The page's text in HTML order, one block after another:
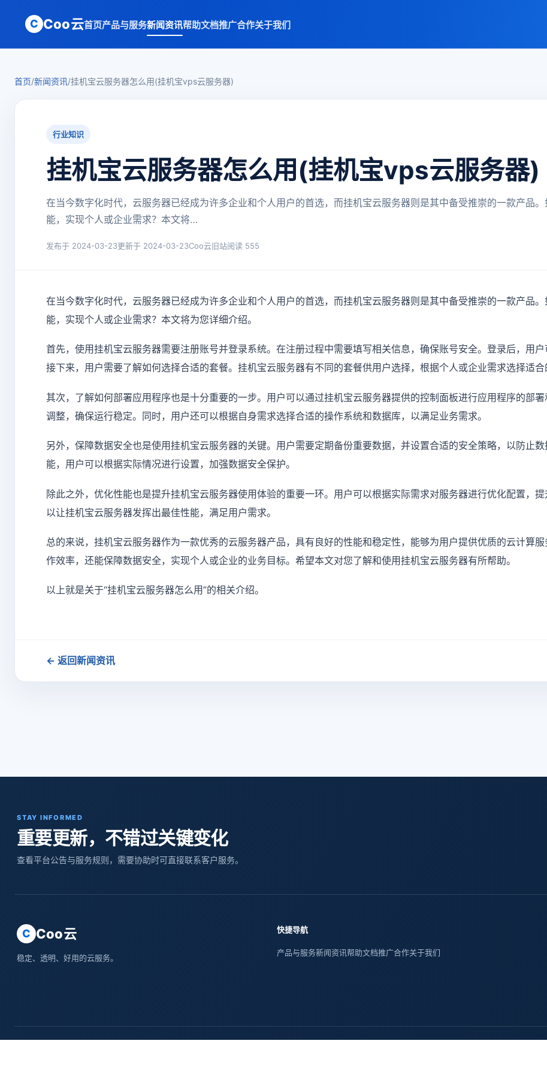
C Coo云首页产品与服务新闻资讯帮助文档推广合作关于我们
首页/新闻资讯/挂机宝云服务器怎么用(挂机宝vps云服务器)
行业知识
挂机宝云服务器怎么用(挂机宝vps云服务器)
在当今数字化时代，云服务器已经成为许多企业和个人用户的首选，而挂机宝云服务器则是其中备受推崇的一款产品
能，实现个人或企业需求？本文将…
发布于 2024-03-23更新于 2024-03-23Coo云旧站阅读 555
在当今数字化时代，云服务器已经成为许多企业和个人用户的首选，而挂机宝云服务器则是其中备受推崇的一款产品
能，实现个人或企业需求？本文将为您详细介绍。
首先，使用挂机宝云服务器需要注册账号并登录系统。在注册过程中需要填写相关信息，确保账号安全。登录后，用
接下来，用户需要了解如何选择合适的套餐。挂机宝云服务器有不同的套餐供用户选择，根据个人或企业需求选择适合
其次，了解如何部署应用程序也是十分重要的一步。用户可以通过挂机宝云服务器提供的控制面板进行应用程序的部
调整，确保运行稳定。同时，用户还可以根据自身需求选择合适的操作系统和数据库，以满足业务需求。
另外，保障数据安全也是使用挂机宝云服务器的关键。用户需要定期备份重要数据，并设置合适的安全策略，以防止
能，用户可以根据实际情况进行设置，加强数据安全保护。
除此之外，优化性能也是提升挂机宝云服务器使用体验的重要一环。用户可以根据实际需求对服务器进行优化配置，
以让挂机宝云服务器发挥出最佳性能，满足用户需求。
总的来说，挂机宝云服务器作为一款优秀的云服务器产品，具有良好的性能和稳定性，能够为用户提供优质的云计算
作效率，还能保障数据安全，实现个人或企业的业务目标。希望本文对您了解和使用挂机宝云服务器有所帮助。
以上就是关于“挂机宝云服务器怎么用”的相关介绍。
← 返回新闻资讯
STAY INFORMED
重要更新，不错过关键变化
查看平台公告与服务规则，需要协助时可直接联系客户服务。
C Coo云
稳定、透明、好用的云服务。
快捷导航
产品与服务新闻资讯帮助文档推广合作关于我们